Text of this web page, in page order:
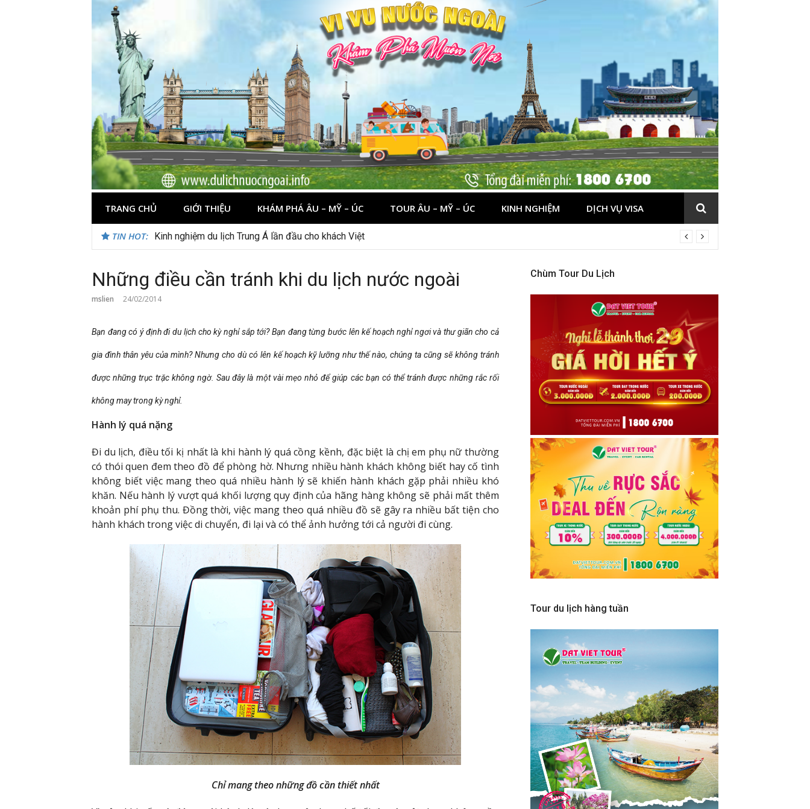
TRANG CHỦ GIỚI THIỆU KHÁM PHÁ ÂU – MỸ – ÚC TOUR ÂU – MỸ – ÚC KINH NGHIỆM DỊCH VỤ VISA
TIN HOT: Du lịch Maldives – Lần đầu nên đi đâu, chơi gì?
Những điều cần tránh khi du lịch nước ngoài
mslien 24/02/2014
Bạn đang có ý định đi du lịch cho kỳ nghỉ sắp tới? Bạn đang từng bước lên kế hoạch nghỉ ngơi và thư giãn cho cả
gia đình thân yêu của mình? Nhưng cho dù có lên kế hoạch kỹ lưỡng như thế nào, chúng ta cũng sẽ không tránh
được những trục trặc không ngờ. Sau đây là một vài mẹo nhỏ để giúp các bạn có thể tránh được những rắc rối
không may trong kỳ nghỉ.
Hành lý quá nặng
Đi du lịch, điều tối kị nhất là khi hành lý quá cồng kềnh, đặc biệt là chị em phụ nữ thường
có thói quen đem theo đồ để phòng hờ. Nhưng nhiều hành khách không biết hay cố tình
không biết việc mang theo quá nhiều hành lý sẽ khiến hành khách gặp phải nhiều khó
khăn. Nếu hành lý vượt quá khối lượng quy định của hãng hàng không sẽ phải mất thêm
khoản phí phụ thu. Đồng thời, việc mang theo quá nhiều đồ sẽ gây ra nhiều bất tiện cho
hành khách trong việc di chuyển, đi lại và có thể ảnh hưởng tới cả người đi cùng.
Chỉ mang theo những đồ cần thiết nhất
Chùm Tour Du Lịch
Tour du lịch hàng tuần